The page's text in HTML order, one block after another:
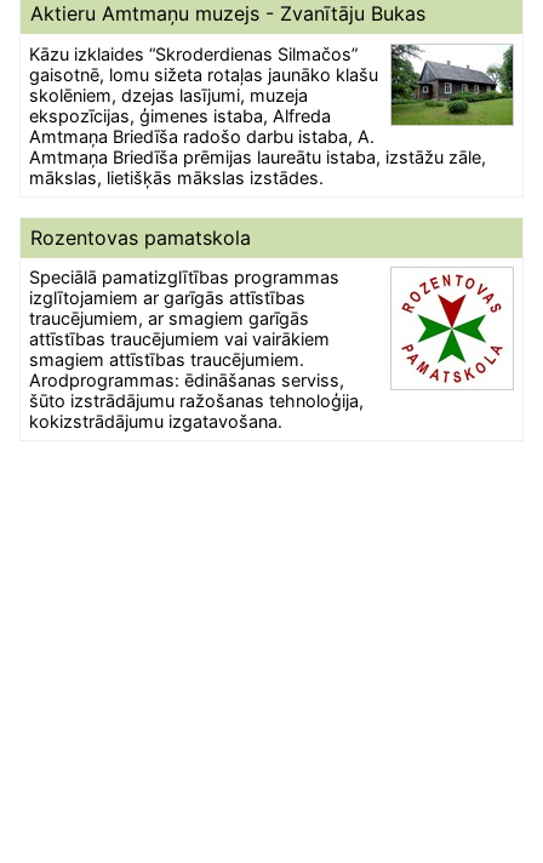
Aktieru Amtmaņu muzejs - Zvanītāju Bukas
Kāzu izklaides “Skroderdienas Silmačos”
gaisotnē, lomu sižeta rotaļas jaunāko klašu
skolēniem, dzejas lasījumi, muzeja
ekspozīcijas, ģimenes istaba, Alfreda
Amtmaņa Briedīša radošo darbu istaba, A.
Amtmaņa Briedīša prēmijas laureātu istaba, izstāžu zāle,
mākslas, lietišķās mākslas izstādes.
Rozentovas pamatskola
Speciālā pamatizglītības programmas
izglītojamiem ar garīgās attīstības
traucējumiem, ar smagiem garīgās
attīstības traucējumiem vai vairākiem
smagiem attīstības traucējumiem.
Arodprogrammas: ēdināšanas serviss,
šūto izstrādājumu ražošanas tehnoloģija,
kokizstrādājumu izgatavošana.